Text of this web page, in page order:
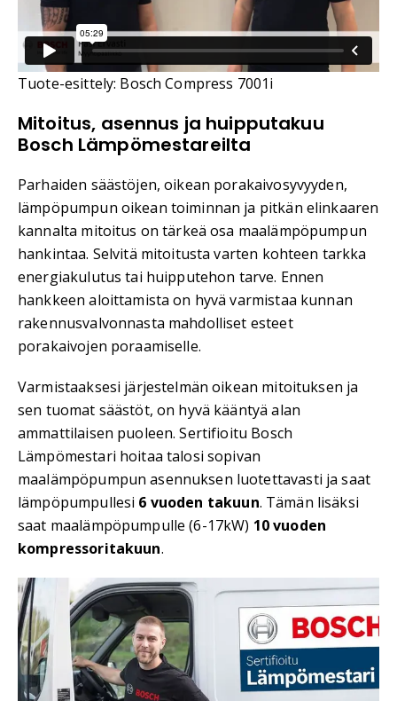
Tuote-esittely: Bosch Compress 7001i
Mitoitus, asennus ja huipputakuu
Bosch Lämpömestareilta
Parhaiden säästöjen, oikean porakaivosyvyyden,
lämpöpumpun oikean toiminnan ja pitkän elinkaaren
kannalta mitoitus on tärkeä osa maalämpöpumpun
hankintaa. Selvitä mitoitusta varten kohteen tarkka
energiakulutus tai huipputehon tarve. Ennen
hankkeen aloittamista on hyvä varmistaa kunnan
rakennusvalvonnasta mahdolliset esteet
porakaivojen poraamiselle.
Varmistaaksesi järjestelmän oikean mitoituksen ja
sen tuomat säästöt, on hyvä kääntyä alan
ammattilaisen puoleen. Sertifioitu Bosch
Lämpömestari hoitaa talosi sopivan
maalämpöpumpun asennuksen luotettavasti ja saat
lämpöpumpullesi 6 vuoden takuun. Tämän lisäksi
saat maalämpöpumpulle (6-17kW) 10 vuoden
kompressoritakuun.